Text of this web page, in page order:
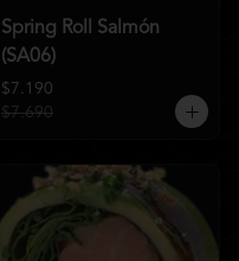
Spring Roll Salmón
(SA06)
$7.190
$7.690